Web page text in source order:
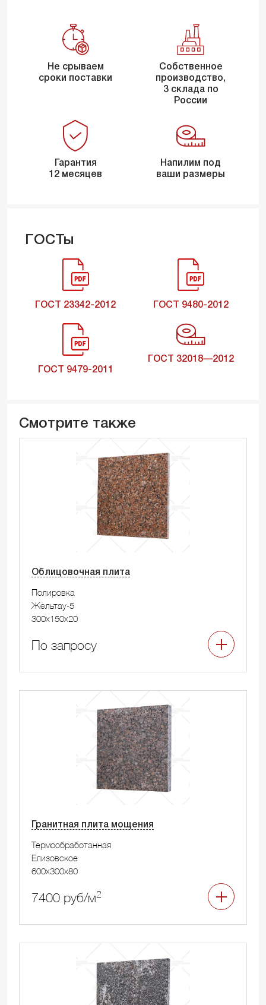
Не срываем
сроки поставки
Собственное
производство,
3 склада по
России
Гарантия
12 месяцев
Напилим под
ваши размеры
ГОСТы
ГОСТ 23342-2012 ГОСТ 9480-2012
ГОСТ 9479-2011
ГОСТ 32018—2012
Смотрите также
Облицовочная плита
Полировка
Жельтау-5
300x150x20
По запросу
Гранитная плита мощения
Термообработанная
Елизовское
600x300x80
7400 руб/м2